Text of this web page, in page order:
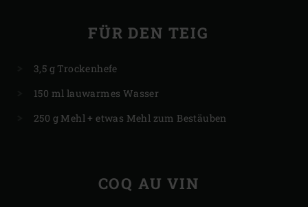
FÜR DEN TEIG
3,5 g Trockenhefe
150 ml lauwarmes Wasser
250 g Mehl + etwas Mehl zum Bestäuben
COQ AU VIN